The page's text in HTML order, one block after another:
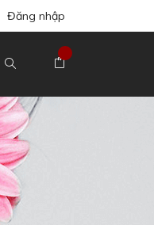
Đăng nhập